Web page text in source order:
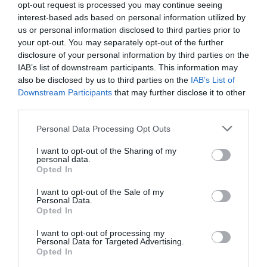
opt-out request is processed you may continue seeing
interest-based ads based on personal information utilized by
us or personal information disclosed to third parties prior to
your opt-out. You may separately opt-out of the further
disclosure of your personal information by third parties on the
IAB’s list of downstream participants. This information may
also be disclosed by us to third parties on the IAB’s List of
Downstream Participants that may further disclose it to other
Personal Data Processing Opt Outs
I want to opt-out of the Sharing of my
personal data.
Opted In
I want to opt-out of the Sale of my
Personal Data.
Opted In
I want to opt-out of processing my
Personal Data for Targeted Advertising.
Opted In
Primăria Romei. În Campidoglio am vorbit cu unul din
consilieri, şi i-am explicat că italienii sunt primiţi cu
braţele deschise în România, iar primarul Gianni
Alemanno a fost invitat la inaugurarea unei pieţe,
„Piaţa Roma”, la Bucureşti. Deci i-am arătat că cele
ţării noastre. Îmi pare rău că nimeni până acum nu s-
înaintat de Lavinia Năstase, mesajele de la Termini
au fost acoperite cu vopsea.
Lavinia Năstase este şi cea care a susţinut
filiale care nu au fost recunoscute de către